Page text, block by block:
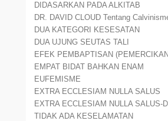
DIDASARKAN PADA ALKITAB
DR. DAVID CLOUD Tentang
DUA KATEGORI KESESATAN
DUA UJUNG SEUTAS TALI
EFEK PEMBAPTISAN
EMPAT BIDAT BAHKAN ENAM
EUFEMISME
EXTRA ECCLESIAM NULLA SALUS
EXTRA ECCLESIAM NULLA SALUS-
TIDAK ADA KESELAMATAN